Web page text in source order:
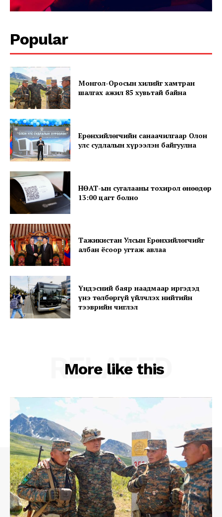
News Week
Magazine PRO
Company
About
Contact us
Popular
Монгол-Оросын хилийг хамтран
шалгах ажил 85 хувьтай байна
Ерөнхийлөгчийн санаачилгаар Олон
улс судлалын хүрээлэн байгуулна
НӨАТ-ын сугалааны тохирол өнөөдөр
13:00 цагт болно
Тажикистан Улсын Ерөнхийлөгчийг
албан ёсоор угтаж авлаа
Үндэсний баяр наадмаар иргэдэд
үнэ төлбөргүй үйлчлэх нийтийн
тээврийн чиглэл
More like this
RELATED